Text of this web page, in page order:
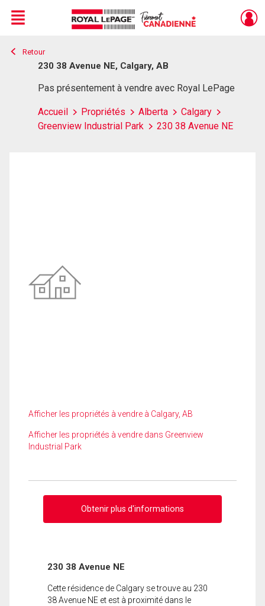
Live
En Direct
Menu
Retour
230 38 Avenue NE, Calgary, AB
Pas présentement à vendre avec Royal LePage
Accueil Propriétés Alberta
Calgary
Greenview Industrial Park
230 38 Avenue NE
Afficher les propriétés à vendre à Calgary, AB
Afficher les propriétés à vendre dans Greenview
Industrial Park
Obtenir plus d'informations
230 38 Avenue NE
Cette résidence de Calgary se trouve au 230
38 Avenue NE et est à proximité dans le